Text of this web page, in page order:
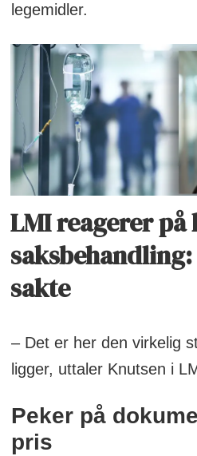
legemidler.
LMI reagerer på
sakte
– Det er her den virkelig
ligger, uttaler Knutsen i
Peker på
pris